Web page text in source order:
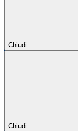
Chiudi
Chiudi